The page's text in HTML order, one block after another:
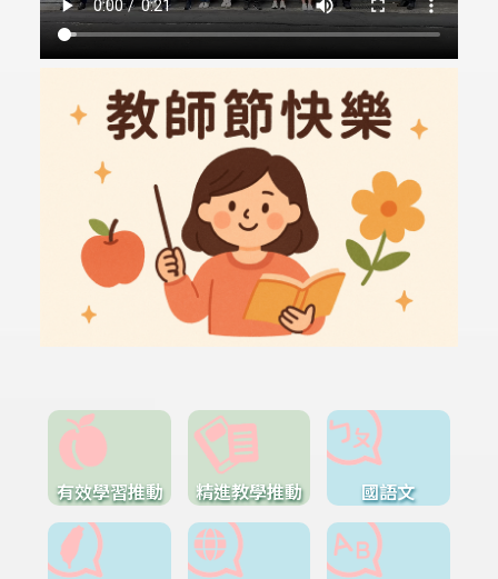
有效學習推動 精進教學推動 國語文